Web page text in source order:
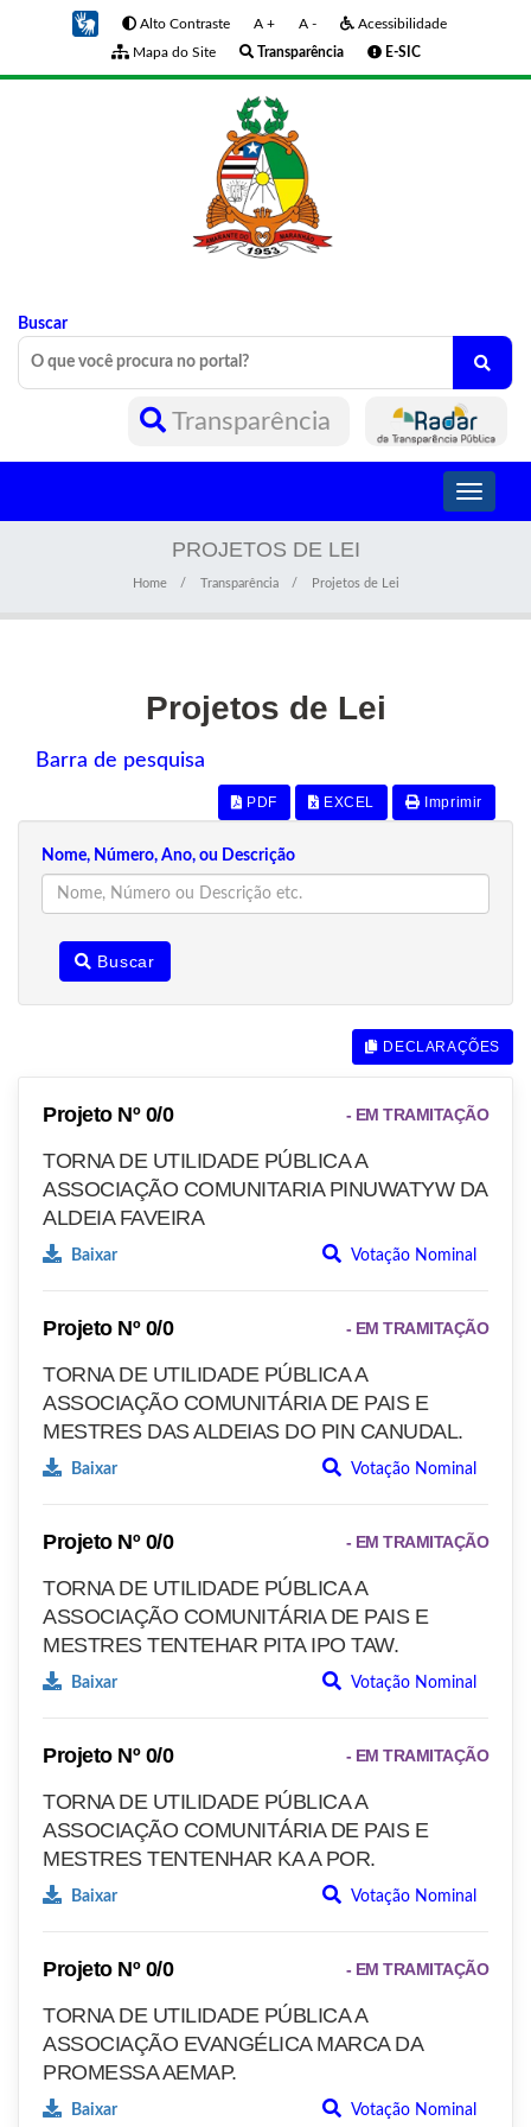
Alto Contraste A + A -
Acessibilidade
Mapa do Site
Transparência E-SIC
Buscar
Transparência
Toggle
PROJETOS DE LEI
Home Transparência Projetos de Lei
Projetos de Lei
Barra de pesquisa
PDF EXCEL Imprimir
Nome, Número, Ano, ou Descrição
Buscar
DECLARAÇÕES
Projeto Nº 0/0 - EM TRAMITAÇÃO
TORNA DE UTILIDADE PÚBLICA A
ASSOCIAÇÃO COMUNITARIA PINUWATYW DA
ALDEIA FAVEIRA
Baixar Votação Nominal
Projeto Nº 0/0 - EM TRAMITAÇÃO
TORNA DE UTILIDADE PÚBLICA A
ASSOCIAÇÃO COMUNITÁRIA DE PAIS E
MESTRES DAS ALDEIAS DO PIN CANUDAL.
Baixar Votação Nominal
Projeto Nº 0/0 - EM TRAMITAÇÃO
TORNA DE UTILIDADE PÚBLICA A
ASSOCIAÇÃO COMUNITÁRIA DE PAIS E
MESTRES TENTEHAR PITA IPO TAW.
Baixar Votação Nominal
Projeto Nº 0/0 - EM TRAMITAÇÃO
TORNA DE UTILIDADE PÚBLICA A
ASSOCIAÇÃO COMUNITÁRIA DE PAIS E
MESTRES TENTENHAR KA A POR.
Baixar Votação Nominal
Projeto Nº 0/0 - EM TRAMITAÇÃO
TORNA DE UTILIDADE PÚBLICA A
ASSOCIAÇÃO EVANGÉLICA MARCA DA
PROMESSA AEMAP.
Baixar Votação Nominal